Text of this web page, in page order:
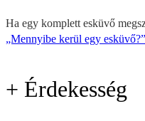
Ha egy komplett esküvő
„Mennyibe kerül egy esküvő?”
+ Érdekesség